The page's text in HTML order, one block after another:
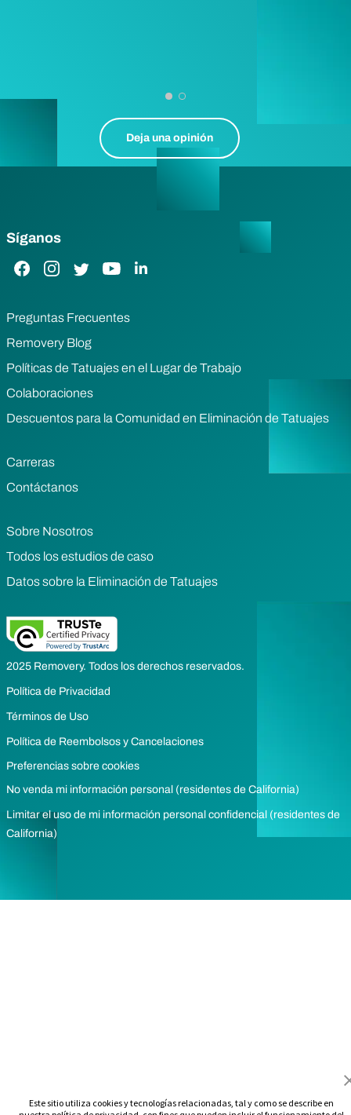
Este sitio utiliza cookies y tecnologías relacionadas, tal y como se describe en
Deja una opinión
Síganos
Enlace de Facebook
Enlace de Instagram
Enlace de Twitter
Enlace de YouTube
Enlace de LinkedIn
Preguntas Frecuentes
Removery Blog
Políticas de Tatuajes en el Lugar de Trabajo
Colaboraciones
Descuentos para la Comunidad en Eliminación de Tatuajes
Carreras
Contáctanos
Sobre Nosotros
Todos los estudios de caso
Datos sobre la Eliminación de Tatuajes
2025 Removery. Todos los derechos reservados.
Política de Privacidad
Términos de Uso
Política de Reembolsos y Cancelaciones
Preferencias sobre cookies
No venda mi información personal (residentes de California)
Limitar el uso de mi información personal confidencial (residentes de
California)